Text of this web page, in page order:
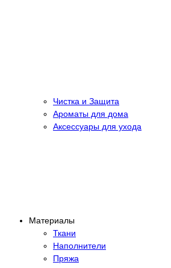
Чистка и Защита
Ароматы для дома
Аксессуары для ухода
Материалы
Ткани
Наполнители
Пряжа